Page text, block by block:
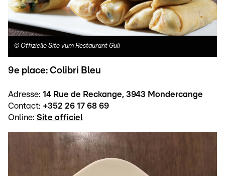
© Offizielle Site vum Restaurant Guli
9e place: Colibri Bleu
Adresse: 14 Rue de Reckange, 3943 Mondercange
Contact: +352 26 17 68 69
Online: Site officiel